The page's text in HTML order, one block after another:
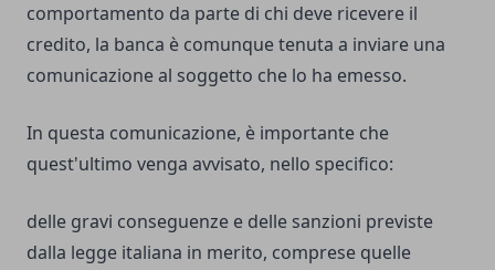
comportamento da parte di chi deve ricevere il
credito, la banca è comunque tenuta a inviare una
comunicazione al soggetto che lo ha emesso.
In questa comunicazione, è importante che
quest'ultimo venga avvisato, nello specifico:
delle gravi conseguenze e delle sanzioni previste
dalla legge italiana in merito, comprese quelle